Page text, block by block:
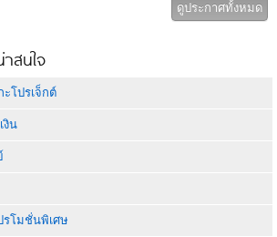
ดูประกาศทั้งหมด
สนใจ
ะโปรเจ็กต์
งิน
รโมชั่นพิเศษ